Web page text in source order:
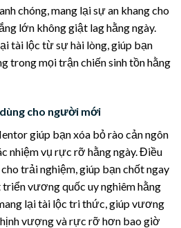
chóng, mang lại sự an khang cho
lớn không giật lag hằng ngày.
tài lộc từ sự hài lòng, giúp bạn
trong mọi trận chiến sinh tồn hằng
cho người mới
giúp bạn xóa bỏ rào cản ngôn
nhiệm vụ rực rỡ hằng ngày. Điều
trải nghiệm, giúp bạn chốt ngay
vương quốc uy nghiêm hằng
lại tài lộc tri thức, giúp vương
vượng và rực rỡ hơn bao giờ